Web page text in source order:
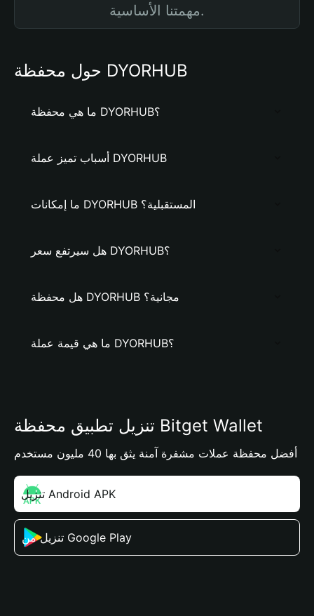
مهمتنا الأساسية.
حول محفظة DYORHUB
ما هي محفظة DYORHUB؟
أسباب تميز عملة DYORHUB
ما إمكانات DYORHUB المستقبلية؟
هل سيرتفع سعر DYORHUB؟
هل محفظة DYORHUB مجانية؟
ما هي قيمة عملة DYORHUB؟
تنزيل تطبيق محفظة Bitget Wallet
أفضل محفظة عملات مشفرة آمنة يثق بها 40 مليون مستخدم
تنزيل Android APK
تنزيل من Google Play